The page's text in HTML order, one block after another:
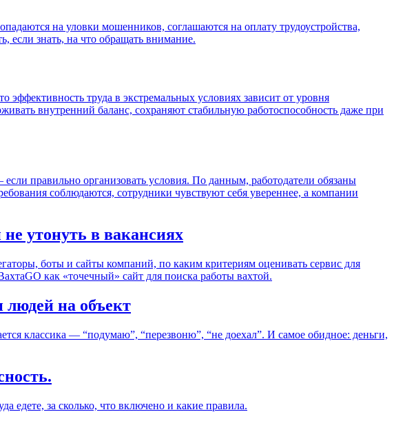
на уловки мошенников, соглашаются на оплату трудоустройства,
если знать, на что обращать внимание.
труда в экстремальных условиях зависит от уровня
внутренний баланс, сохраняют стабильную работоспособность даже при
правильно организовать условия. По данным, работодатели обязаны
соблюдаются, сотрудники чувствуют себя увереннее, а компании
утонуть в вакансиях
боты и сайты компаний, по каким критериям оценивать сервис для
как «точечный» сайт для поиска работы вахтой.
людей на объект
классика — “подумаю”, “перезвоню”, “не доехал”. И самое обидное: деньги,
едете, за сколько, что включено и какие правила.